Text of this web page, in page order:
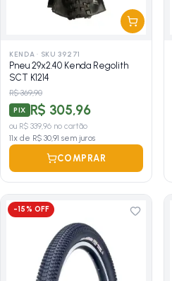
KENDA · SKU 39271
Pneu 29x2.40 Kenda Regolith
SCT K1214
R$ 369,90
PIX R$ 305,96
ou R$ 339,96 no cartão
11x de R$ 30,91 sem juros
COMPRAR
-15% OFF